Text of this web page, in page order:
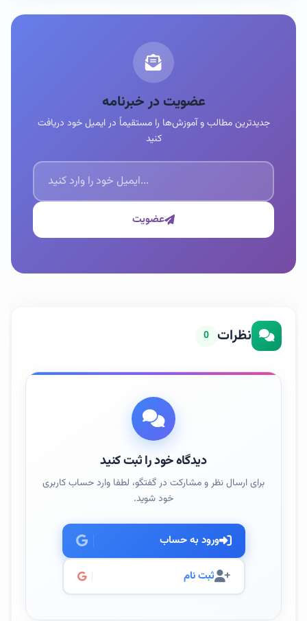
عضویت در خبرنامه
جدیدترین مطالب و آموزش‌ها را مستقیماً در ایمیل خود دریافت
کنید
عضویت
نظرات 0
دیدگاه خود را ثبت کنید
برای ارسال نظر و مشارکت در گفتگو، لطفا وارد حساب کاربری
خود شوید.
ورود به حساب
ثبت نام